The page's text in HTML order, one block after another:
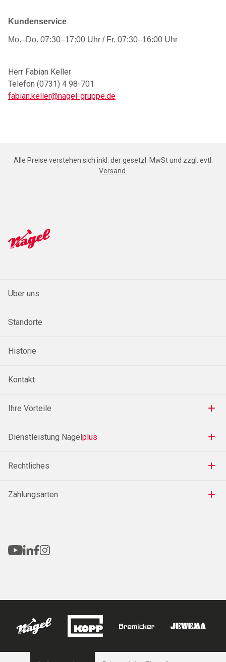
Kundenservice
Mo.–Do. 07:30–17:00 Uhr / Fr. 07:30–16:00 Uhr
Herr Fabian Keller
Telefon (0731) 4 98-701
fabian.keller@nagel-gruppe.de
Alle Preise verstehen sich inkl. der gesetzl. MwSt und zzgl. evtl.
Versand
Über uns
Standorte
Historie
Kontakt
Ihre Vorteile
Dienstleistung Nagelplus
Rechtliches
Zahlungsarten